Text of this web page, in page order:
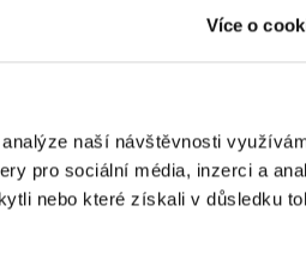
Více o
naší návštěvnosti
pro sociální média, inzerci a
nebo které získali v důsledku